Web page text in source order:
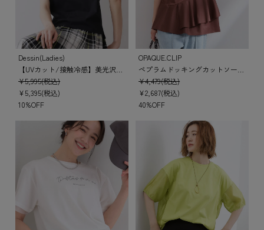
Dessin(Ladies)
¥5,995(税込)
¥5,395(税込)
10%OFF
OPAQUE.CLIP
¥4,479(税込)
¥2,687(税込)
40%OFF